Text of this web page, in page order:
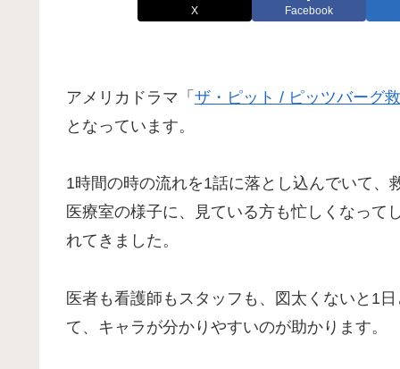
X Facebook
アメリカドラマ「 ザ・ピット / ピッツバーグ
となっています。
1時間の時の流れを1話に落とし込んでいて
医療室の様子に、見ている方も忙しくなって
れてきました。
医者も看護師もスタッフも、図太くないと1
て、キャラが分かりやすいのが助かります。